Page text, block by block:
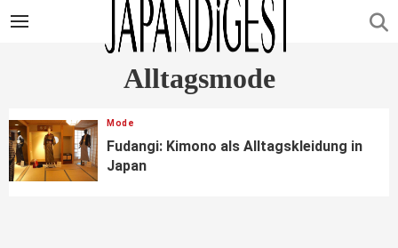
Alltagsmode
Mode
Fudangi: Kimono als Alltagskleidung in
Japan